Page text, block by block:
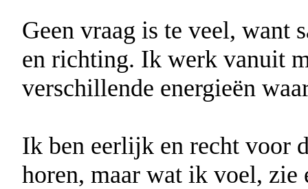
Geen vraag is te veel, want
en richting. Ik werk vanuit
verschillende energieën
Ik ben eerlijk en recht voor
horen, maar wat ik voel, zie